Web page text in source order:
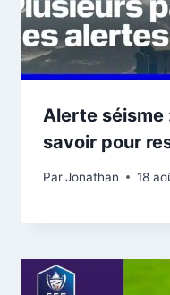
Alerte séisme
savoir pour
ParJonathan 18